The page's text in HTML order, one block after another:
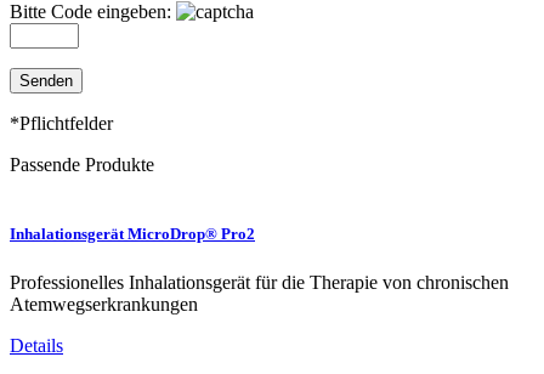
Bitte Code eingeben:
*Pflichtfelder
Passende Produkte
Inhalationsgerät MicroDrop® Pro2
Professionelles Inhalationsgerät für die Therapie von chronischen
Atemwegserkrankungen
Details